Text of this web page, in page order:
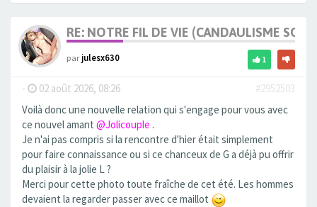
RE: NOTRE FIL DE VIE (CANDAULISME
parjulesx630 1
- 02 août 2026, 08:26
#2952503
Voilà donc une nouvelle relation qui s'engage pour vous avec
ce nouvel amant @Jolicouple .
Je n'ai pas compris si la rencontre d'hier était simplement
pour faire connaissance ou si ce chanceux de G a déjà pu offrir
du plaisir à la jolie L ?
Merci pour cette photo toute fraîche de cet été. Les hommes
devaient la regarder passer avec ce maillot